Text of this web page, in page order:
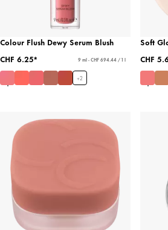
Colour Flush Dewy Serum Blush
CHF 6.25*
9 ml - CHF 694.44 / 1 l
+2
Soft
CHF